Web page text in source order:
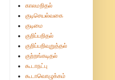
காலமறிதல்
குடிசெயல்வகை
குடிமை
குறிப்பறிதல்
குறிப்பறிவுறுத்தல்
குற்றங்கடிதல்
கூடாநட்பு
கூடாவொழுக்கம்